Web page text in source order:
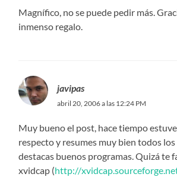
Magnífico, no se puede pedir más.
inmenso regalo.
javipas
abril 20, 2006 a las 12:24 PM
Muy bueno el post, hace tiempo
respecto y resumes muy bien todos
destacas buenos programas. Quizá te
xvidcap (http://